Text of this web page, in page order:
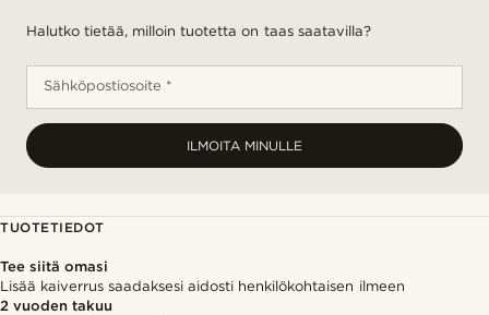
Halutko tietää, milloin tuotetta on taas saatavilla?
Sähköpostiosoite *
ILMOITA MINULLE
TUOTETIEDOT
Tee siitä omasi
Lisää kaiverrus saadaksesi aidosti henkilökohtaisen ilmeen
2 vuoden takuu